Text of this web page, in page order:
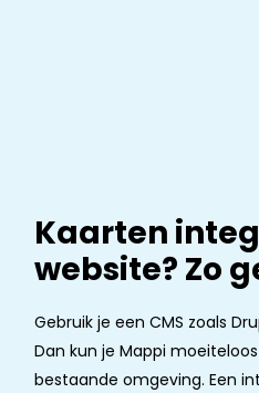
Kaarten
website? Zo
Gebruik je een CMS zoals
Dan kun je Mappi
bestaande omgeving. Een